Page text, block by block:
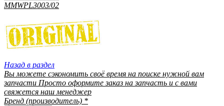
MMWPL3003/02
Назад в раздел
Вы можете сэкономить своё время на поиске нужной вам
запчасти Просто оформите заказ на запчасть и с вами
свяжется наш менеджер
Бренд (производитель) *